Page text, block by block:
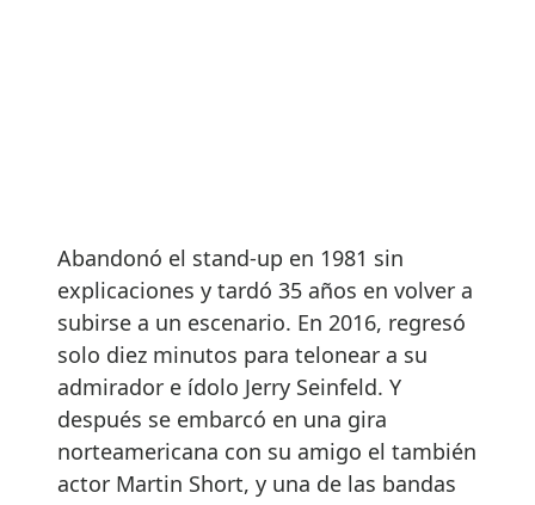
Abandonó el stand-up en 1981 sin
explicaciones y tardó 35 años en volver a
subirse a un escenario. En 2016, regresó
solo diez minutos para telonear a su
admirador e ídolo Jerry Seinfeld. Y
después se embarcó en una gira
norteamericana con su amigo el también
actor Martin Short, y una de las bandas